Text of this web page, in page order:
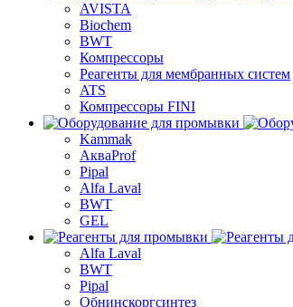
AVISTA
Biochem
BWT
Компрессоры
Реагенты для мембранных систем
ATS
Компрессоры FINI
Kammak
АкваProf
Pipal
Alfa Laval
BWT
GEL
Alfa Laval
BWT
Pipal
Обнинскоргсинтез